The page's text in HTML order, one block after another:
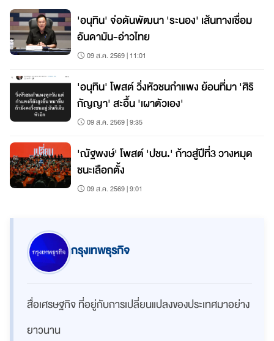
'อนุทิน' จ่อดันพัฒนา 'ระนอง' เส้นทางเชื่อม
อันดามัน-อ่าวไทย
09 ส.ค. 2569 | 11:01
'อนุทิน' โพสต์ วิ่งหัวชนกำแพง ย้อนที่มา 'ศิริ
กัญญา' สะอื้น 'เผาตัวเอง'
09 ส.ค. 2569 | 9:35
'ณัฐพงษ์' โพสต์ 'ปชน.' ก้าวสู่ปีที่3 วางหมุด
ชนะเลือกตั้ง
09 ส.ค. 2569 | 9:01
กรุงเทพธุรกิจ
สื่อเศรษฐกิจ ที่อยู่กับการเปลี่ยนแปลงของประเทศมาอย่าง
ยาวนาน